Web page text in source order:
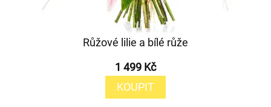
Růžové lilie a bílé růže
1 499 Kč
KOUPIT